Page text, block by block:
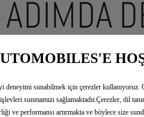
ADIMDA
RANDEVUNUZ SIRASINDA
deneyimi sunabilmek için çerezler
sunmamızı sağlamaktadır.Çerezler, dil
ve performansı artırmakta ve böylece size